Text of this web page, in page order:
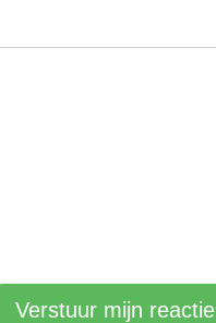
Verstuur mijn reactie